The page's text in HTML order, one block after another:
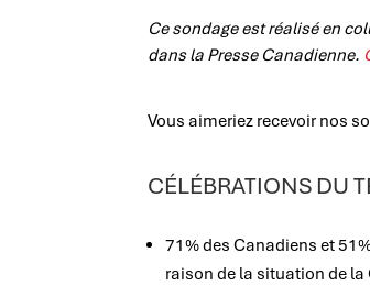
Ce sondage est réalisé en
dans la Presse Canadienne.
Vous aimeriez recevoir nos
CÉLÉBRATIONS DU
71% des Canadiens et
raison de la situation de la